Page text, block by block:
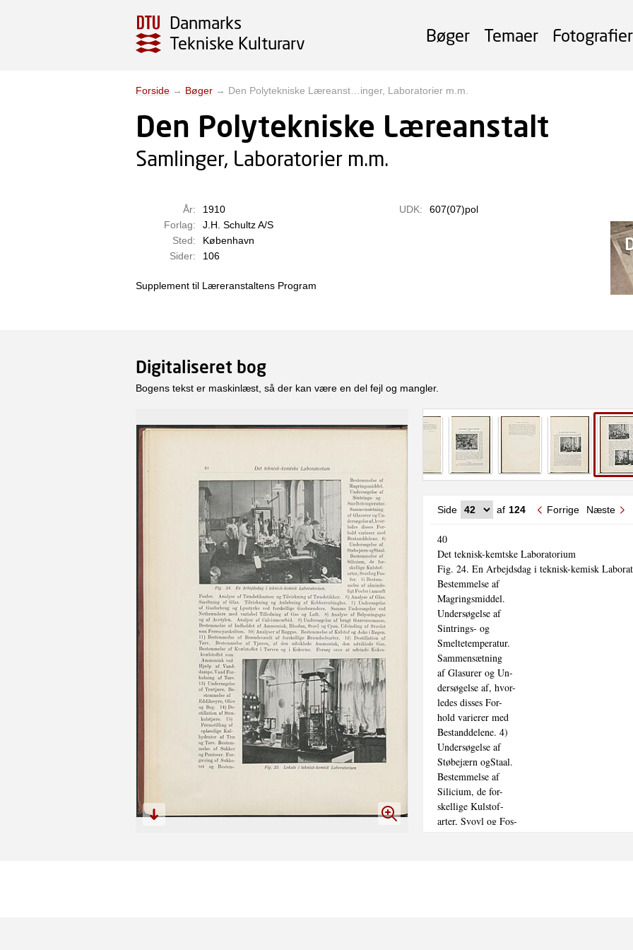
Danmarks
Tekniske Kulturarv
Bøger Temaer Fotografier
Forside → Bøger → Den Polytekniske Læreanst…inger, Laboratorier m.m.
Den Polytekniske Læreanstalt
Samlinger, Laboratorier m.m.
År:
1910
Forlag:
J.H. Schultz A/S
Sted:
København
Sider:
106
UDK: 607(07)pol
Supplement til Læreranstaltens Program
Digitaliseret bog
Bogens tekst er maskinlæst, så der kan være en del fejl og mangler.
Side af 124 Forrige Næste
40
Det teknisk-kemtske Laboratorium
Fig. 24. En Arbejdsdag i teknisk-kemisk
Bestemmelse af
Magringsmiddel.
Undersøgelse af
Sintrings- og
Smeltetemperatur.
Sammensætning
af Glasurer og Un-
dersøgelse af, hvor-
ledes disses For-
hold varierer med
Bestanddelene. 4)
Undersøgelse af
Støbejærn ogStaal.
Bestemmelse af
Silicium, de for-
skellige Kulstof-
arter, Svovl og Fos-